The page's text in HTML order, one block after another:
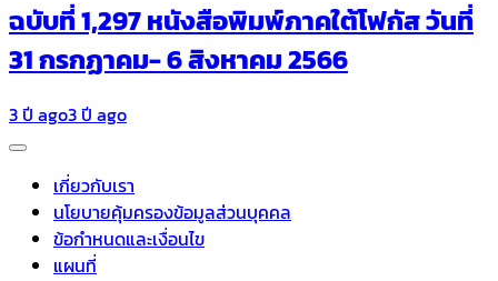
ฉบับที่ 1,297 หนังสือพิมพ์ภาคใต้โฟกัส วันที่
31 กรกฏาคม- 6 สิงหาคม 2566
3 ปี ago3 ปี ago
เกี่ยวกับเรา
นโยบายคุ้มครองข้อมูลส่วนบุคคล
ข้อกำหนดและเงื่อนไข
แผนที่